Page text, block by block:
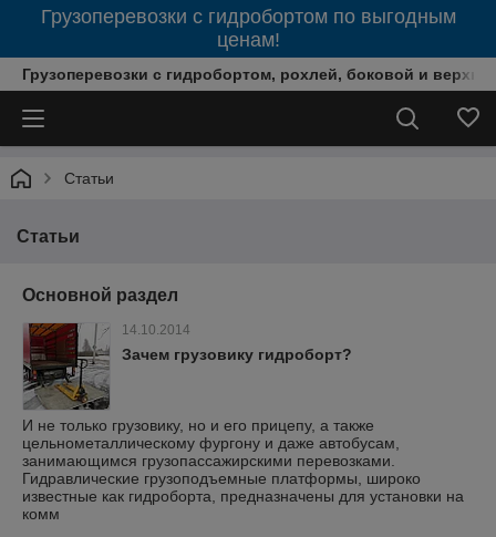
Грузоперевозки с гидробортом по выгодным
ценам!
Грузоперевозки с гидробортом, рохлей, боковой и
Статьи
Статьи
Основной раздел
14.10.2014
Зачем грузовику гидроборт?
И не только грузовику, но и его прицепу, а также
цельнометаллическому фургону и даже автобусам,
занимающимся грузопассажирскими перевозками.
Гидравлические грузоподъемные платформы, широко
известные как гидроборта, предназначены для установки на
комм